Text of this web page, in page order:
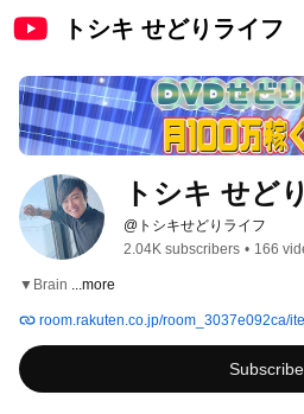
トシキ せどりライフ
トシキ せど
@トシキせどりライフ
2.04K subscribers • 166
▼Brain ...more
room.rakuten.co.jp/room_3037e092ca/
Subscribe